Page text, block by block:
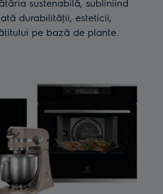
sustenabilă, subliniind
durabilităţii, esteticii,
pe bază de plante.